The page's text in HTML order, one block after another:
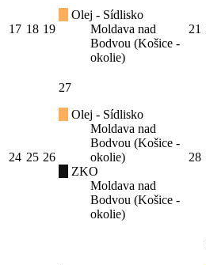
17 18 19
Olej - Sídlisko
Moldava nad
Bodvou (Košice -
okolie)
21
24 25 26
27
Olej - Sídlisko
Moldava nad
Bodvou (Košice -
okolie)
ZKO
Moldava nad
Bodvou (Košice -
okolie)
28